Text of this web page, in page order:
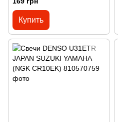
Купить